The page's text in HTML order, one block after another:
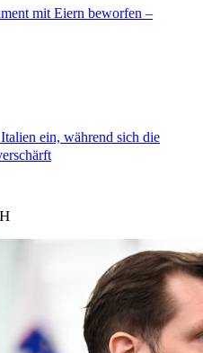
mit Eiern beworfen –
ein, während sich die